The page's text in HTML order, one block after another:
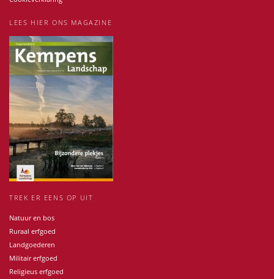
LEES HIER ONS MAGAZINE
TREK ER EENS OP UIT
Natuur en bos
Ruraal erfgoed
Landgoederen
Militair erfgoed
Religieus erfgoed